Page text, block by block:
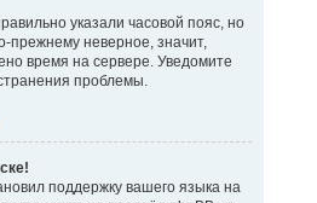
указали часовой пояс, но
прежнему неверное, значит,
время на сервере. Уведомите
проблемы.
поддержку вашего языка на